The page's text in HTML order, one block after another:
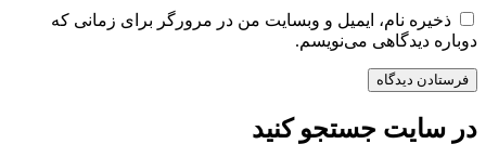
ذخیره نام، ایمیل و وبسایت من در مرورگر برای زمانی که
دوباره دیدگاهی می‌نویسم.
در سایت جستجو کنید